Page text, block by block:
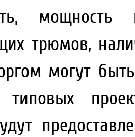
трюмов,
могут
типовых